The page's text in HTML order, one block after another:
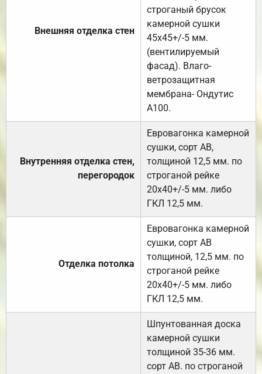
Внешняя отделка стен
строганый брусок
камерной сушки
45х45+/-5 мм.
(вентилируемый
фасад). Влаго-
ветрозащитная
мембрана- Ондутис
А100.
Внутренняя отделка стен,
перегородок
Евровагонка камерной
сушки, сорт АВ,
толщиной 12,5 мм. по
строганой рейке
20х40+/-5 мм. либо
ГКЛ 12,5 мм.
Отделка потолка
Евровагонка камерной
сушки, сорт АВ
толщиной, 12,5 мм. по
строганой рейке
20х40+/-5 мм. либо
ГКЛ 12,5 мм.
Шпунтованная доска
камерной сушки
толщиной 35-36 мм.
сорт АВ. по строганой